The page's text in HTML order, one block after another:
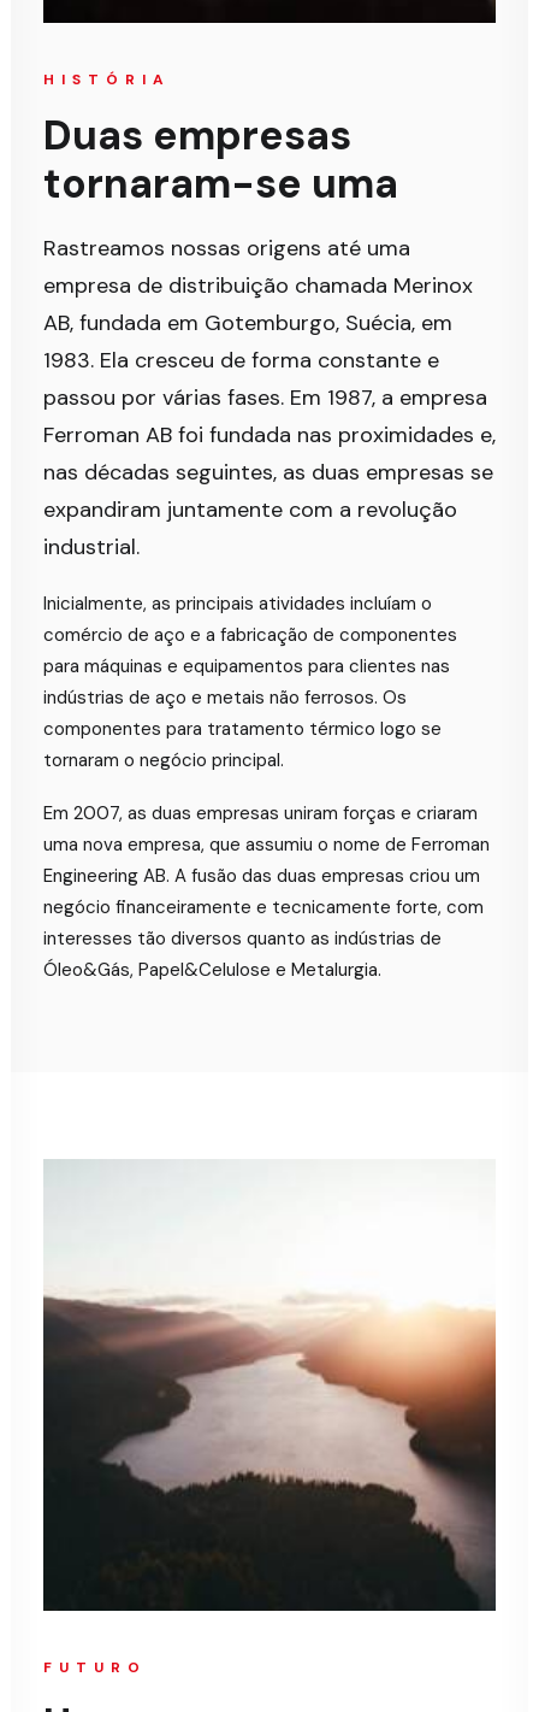
HISTÓRIA
Duas empresas
tornaram-se uma
Rastreamos nossas origens até uma
empresa de distribuição chamada Merinox
AB, fundada em Gotemburgo, Suécia, em
1983. Ela cresceu de forma constante e
passou por várias fases. Em 1987, a empresa
Ferroman AB foi fundada nas proximidades e,
nas décadas seguintes, as duas empresas se
expandiram juntamente com a revolução
industrial.
Inicialmente, as principais atividades incluíam o
comércio de aço e a fabricação de componentes
para máquinas e equipamentos para clientes nas
indústrias de aço e metais não ferrosos. Os
componentes para tratamento térmico logo se
tornaram o negócio principal.
Em 2007, as duas empresas uniram forças e criaram
uma nova empresa, que assumiu o nome de Ferroman
Engineering AB. A fusão das duas empresas criou um
negócio financeiramente e tecnicamente forte, com
interesses tão diversos quanto as indústrias de
Óleo&Gás, Papel&Celulose e Metalurgia.
FUTURO